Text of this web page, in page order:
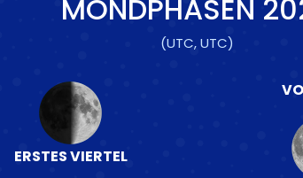
MONDPHASEN
(UTC, UTC)
ERSTES VIERTEL